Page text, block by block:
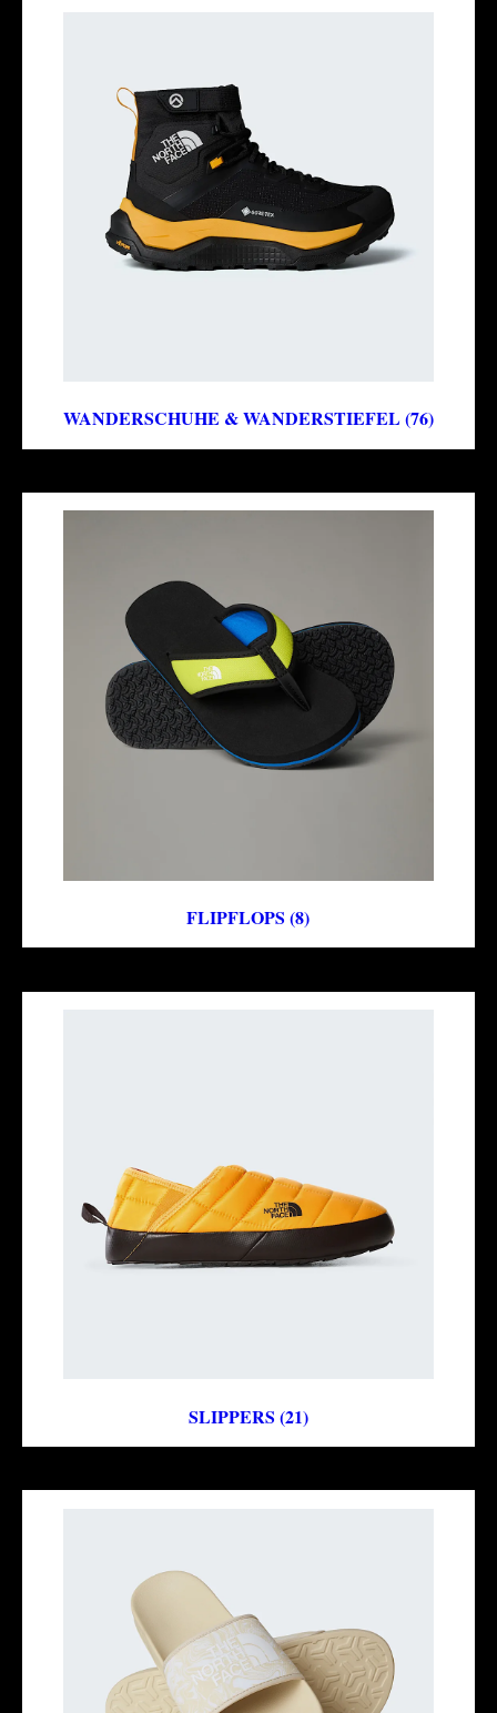
WANDERSCHUHE & WANDERSTIEFEL (76)
FLIPFLOPS (8)
SLIPPERS (21)